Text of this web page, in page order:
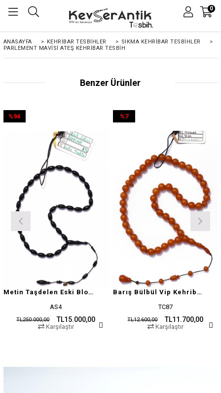
0
ANASAYFA > KEHRIBAR TESBIHLER > SIKMA KEHRİBAR TESBİHLER
>
PARLEMENT MAVISI ATEŞ KEHRIBAR TESBIH
Benzer Ürünler
Metin Taşdelen Eski Blok Sıkma
AS4
TL15.000,00
TL250.000,00
%94
Karşılaştır
Barış Bülbül Vip Kehribar Tesbih
TC87
TL11.700,00
TL12.600,00
%7
Karşılaştır